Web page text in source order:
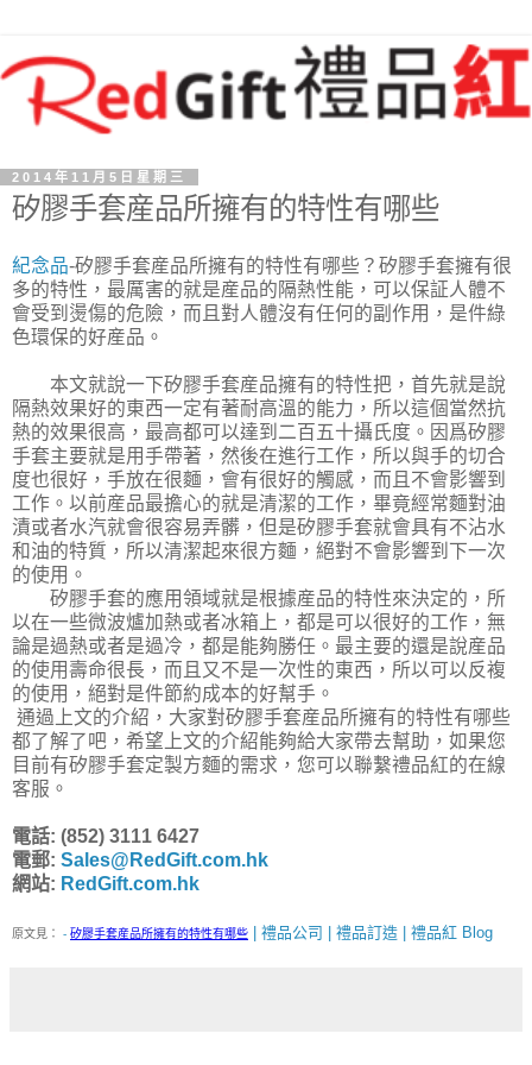
2014年11月5日星期三
矽膠手套産品所擁有的特性有哪些
紀念品-矽膠手套産品所擁有的特性有哪些？矽膠手套擁有很
多的特性，最厲害的就是産品的隔熱性能，可以保証人體不
會受到燙傷的危險，而且對人體沒有任何的副作用，是件綠
色環保的好産品。
本文就說一下矽膠手套産品擁有的特性把，首先就是說
隔熱效果好的東西一定有著耐高溫的能力，所以這個當然抗
熱的效果很高，最高都可以達到二百五十攝氏度。因爲矽膠
手套主要就是用手帶著，然後在進行工作，所以與手的切合
度也很好，手放在很麵，會有很好的觸感，而且不會影響到
工作。以前産品最擔心的就是清潔的工作，畢竟經常麵對油
漬或者水汽就會很容易弄髒，但是矽膠手套就會具有不沾水
和油的特質，所以清潔起來很方麵，絕對不會影響到下一次
的使用。
矽膠手套的應用領域就是根據産品的特性來決定的，所
以在一些微波爐加熱或者冰箱上，都是可以很好的工作，無
論是過熱或者是過冷，都是能夠勝任。最主要的還是說産品
的使用壽命很長，而且又不是一次性的東西，所以可以反複
的使用，絕對是件節約成本的好幫手。
通過上文的介紹，大家對矽膠手套産品所擁有的特性有哪些
都了解了吧，希望上文的介紹能夠給大家帶去幫助，如果您
目前有矽膠手套定製方麵的需求，您可以聯繫禮品紅的在線
客服。
電話: (852) 3111 6427
電郵: Sales@RedGift.com.hk
網站: RedGift.com.hk
原文見： - 矽膠手套産品所擁有的特性有哪些 | 禮品公司 | 禮品訂造 | 禮品紅 Blog